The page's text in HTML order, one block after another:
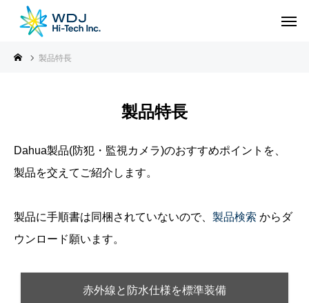
製品特長
製品特長
Dahua製品(防犯・監視カメラ)のおすすめポイントを、
製品を交えてご紹介します。
製品に手順書は同梱されていないので、 製品検索 からダ
ウンロード願います。
赤外線と防水仕様を標準装備